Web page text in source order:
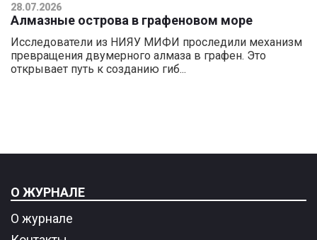
28.07.2026
Алмазные острова в графеновом море
Исследователи из НИЯУ МИФИ проследили механизм
превращения двумерного алмаза в графен. Это
открывает путь к созданию гиб...
О ЖУРНАЛЕ
О журнале